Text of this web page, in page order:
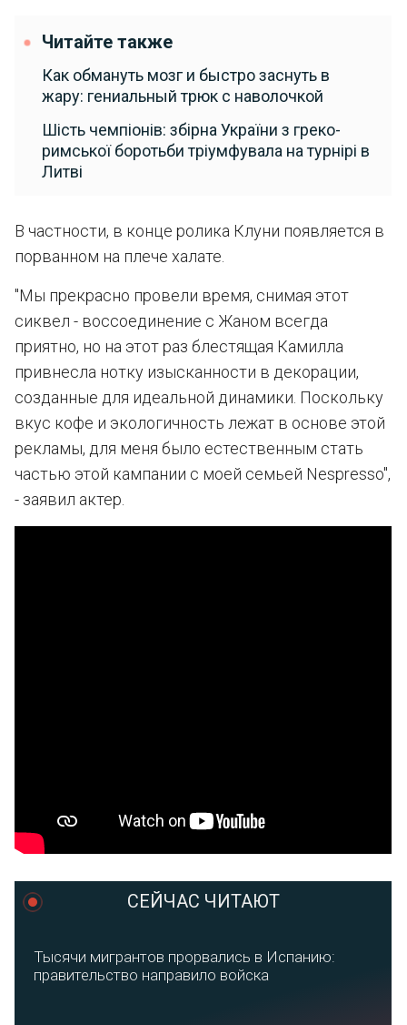
Читайте также
Как обмануть мозг и быстро заснуть в
жару: гениальный трюк с наволочкой
Шість чемпіонів: збірна України з греко-
римської боротьби тріумфувала на турнірі в
Литві
В частности, в конце ролика Клуни появляется в
порванном на плече халате.
"Мы прекрасно провели время, снимая этот
сиквел - воссоединение с Жаном всегда
приятно, но на этот раз блестящая Камилла
привнесла нотку изысканности в декорации,
созданные для идеальной динамики. Поскольку
вкус кофе и экологичность лежат в основе этой
рекламы, для меня было естественным стать
частью этой кампании с моей семьей Nespresso",
- заявил актер.
СЕЙЧАС ЧИТАЮТ
Тысячи мигрантов прорвались в Испанию:
правительство направило войска